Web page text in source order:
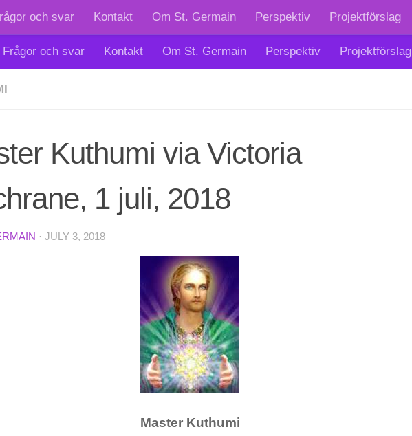
och svar Kontakt Om St. Germain Perspektiv Projektförslag
Frågor och svar Kontakt Om St. Germain Perspektiv Projektförslag
Kuthumi via Victoria
1 juli, 2018
· JULY 3, 2018
Master Kuthumi